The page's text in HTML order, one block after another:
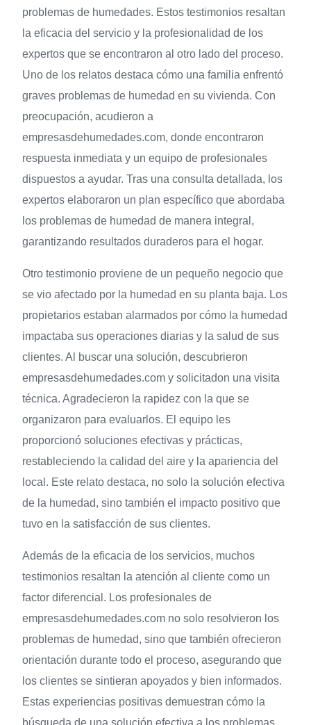
problemas de humedades. Estos testimonios resaltan
la eficacia del servicio y la profesionalidad de los
expertos que se encontraron al otro lado del proceso.
Uno de los relatos destaca cómo una familia enfrentó
graves problemas de humedad en su vivienda. Con
preocupación, acudieron a
empresasdehumedades.com, donde encontraron
respuesta inmediata y un equipo de profesionales
dispuestos a ayudar. Tras una consulta detallada, los
expertos elaboraron un plan específico que abordaba
los problemas de humedad de manera integral,
garantizando resultados duraderos para el hogar.
Otro testimonio proviene de un pequeño negocio que
se vio afectado por la humedad en su planta baja. Los
propietarios estaban alarmados por cómo la humedad
impactaba sus operaciones diarias y la salud de sus
clientes. Al buscar una solución, descubrieron
empresasdehumedades.com y solicitadon una visita
técnica. Agradecieron la rapidez con la que se
organizaron para evaluarlos. El equipo les
proporcionó soluciones efectivas y prácticas,
restableciendo la calidad del aire y la apariencia del
local. Este relato destaca, no solo la solución efectiva
de la humedad, sino también el impacto positivo que
tuvo en la satisfacción de sus clientes.
Además de la eficacia de los servicios, muchos
testimonios resaltan la atención al cliente como un
factor diferencial. Los profesionales de
empresasdehumedades.com no solo resolvieron los
problemas de humedad, sino que también ofrecieron
orientación durante todo el proceso, asegurando que
los clientes se sintieran apoyados y bien informados.
Estas experiencias positivas demuestran cómo la